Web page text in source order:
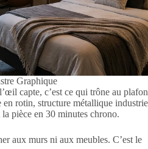
Graphique
capte, c’est ce qui trône au
en rotin, structure métallique
pièce en 30 minutes chrono.
aux murs ni aux meubles. C’est le